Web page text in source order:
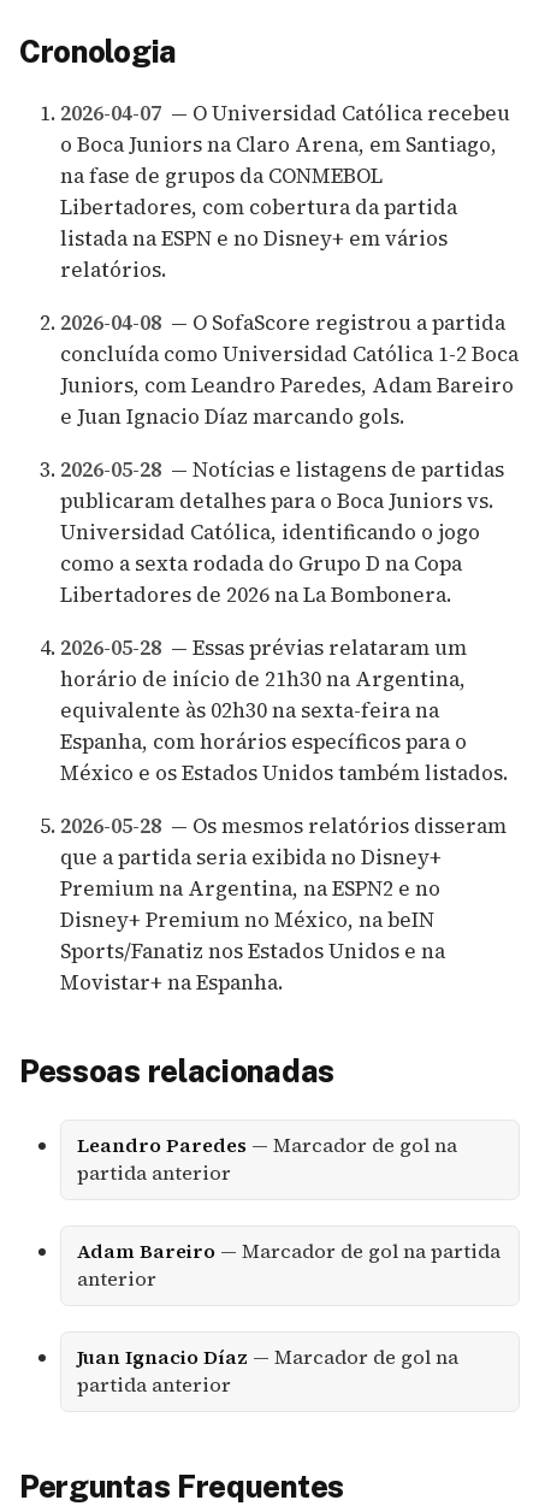
Cronologia
2026-04-07 — O Universidad Católica recebeu
o Boca Juniors na Claro Arena, em Santiago,
na fase de grupos da CONMEBOL
Libertadores, com cobertura da partida
listada na ESPN e no Disney+ em vários
relatórios.
2026-04-08 — O SofaScore registrou a partida
concluída como Universidad Católica 1-2 Boca
Juniors, com Leandro Paredes, Adam Bareiro
e Juan Ignacio Díaz marcando gols.
2026-05-28 — Notícias e listagens de partidas
publicaram detalhes para o Boca Juniors vs.
Universidad Católica, identificando o jogo
como a sexta rodada do Grupo D na Copa
Libertadores de 2026 na La Bombonera.
2026-05-28 — Essas prévias relataram um
horário de início de 21h30 na Argentina,
equivalente às 02h30 na sexta-feira na
Espanha, com horários específicos para o
México e os Estados Unidos também listados.
2026-05-28 — Os mesmos relatórios disseram
que a partida seria exibida no Disney+
Premium na Argentina, na ESPN2 e no
Disney+ Premium no México, na beIN
Sports/Fanatiz nos Estados Unidos e na
Movistar+ na Espanha.
Pessoas relacionadas
Leandro Paredes— Marcador de gol na
partida anterior
Adam Bareiro — Marcador de gol na partida
anterior
Juan Ignacio Díaz — Marcador de gol na
partida anterior
Perguntas Frequentes